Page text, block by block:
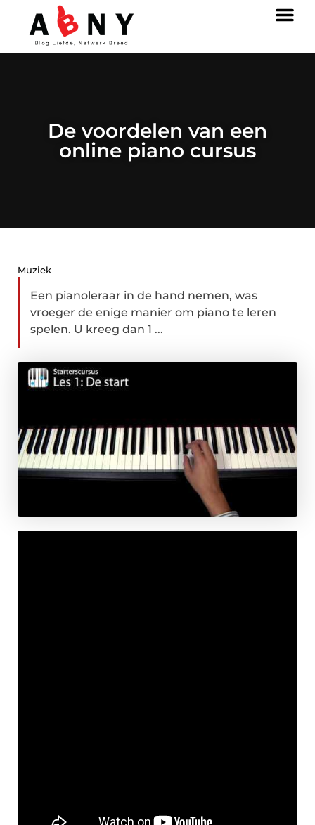
De voordelen van een
online piano cursus
Muziek
Een pianoleraar in de hand nemen, was
vroeger de enige manier om piano te leren
spelen. U kreeg dan 1 ...